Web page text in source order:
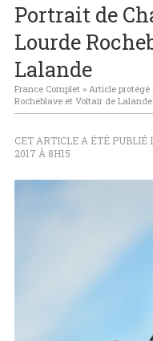
indoor reviennent le 23
Portrait de
Lourde
Lalande
France Complet» Article protégé
Rocheblave et Voltair de Lalande
CET ARTICLE A ÉTÉ PUBLIÉ
2017 À 8H15